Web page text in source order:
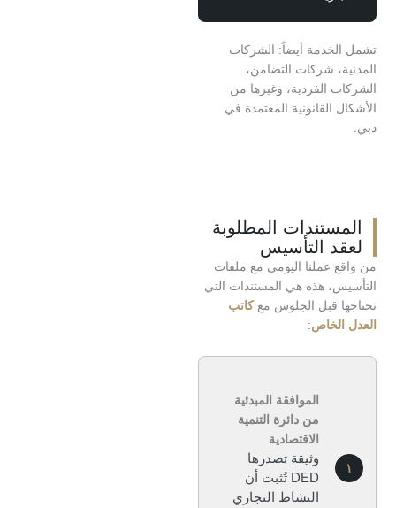
أيضاً: الشركات
شركات التضامن،
الفردية، وغيرها من
المعتمدة في
المطلوبة
التأسيس
عملنا اليومي مع ملفات
هذه هي المستندات التي
قبل الجلوس معكاتب
:
الموافقة المبدئية
من دائرة التنمية
وثيقة تصدرها
DED تُثبت أن
النشاط التجاري